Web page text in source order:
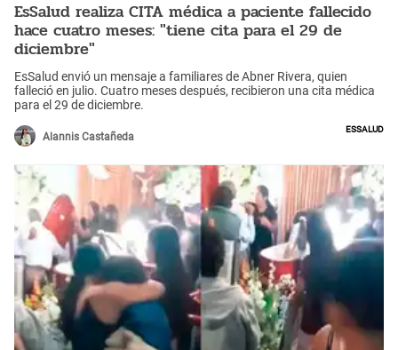
EsSalud realiza CITA médica a paciente fallecido
hace cuatro meses: "tiene cita para el 29 de
diciembre"
EsSalud envió un mensaje a familiares de Abner Rivera, quien
falleció en julio. Cuatro meses después, recibieron una cita médica
para el 29 de diciembre.
Alannis Castañeda
EsSalud